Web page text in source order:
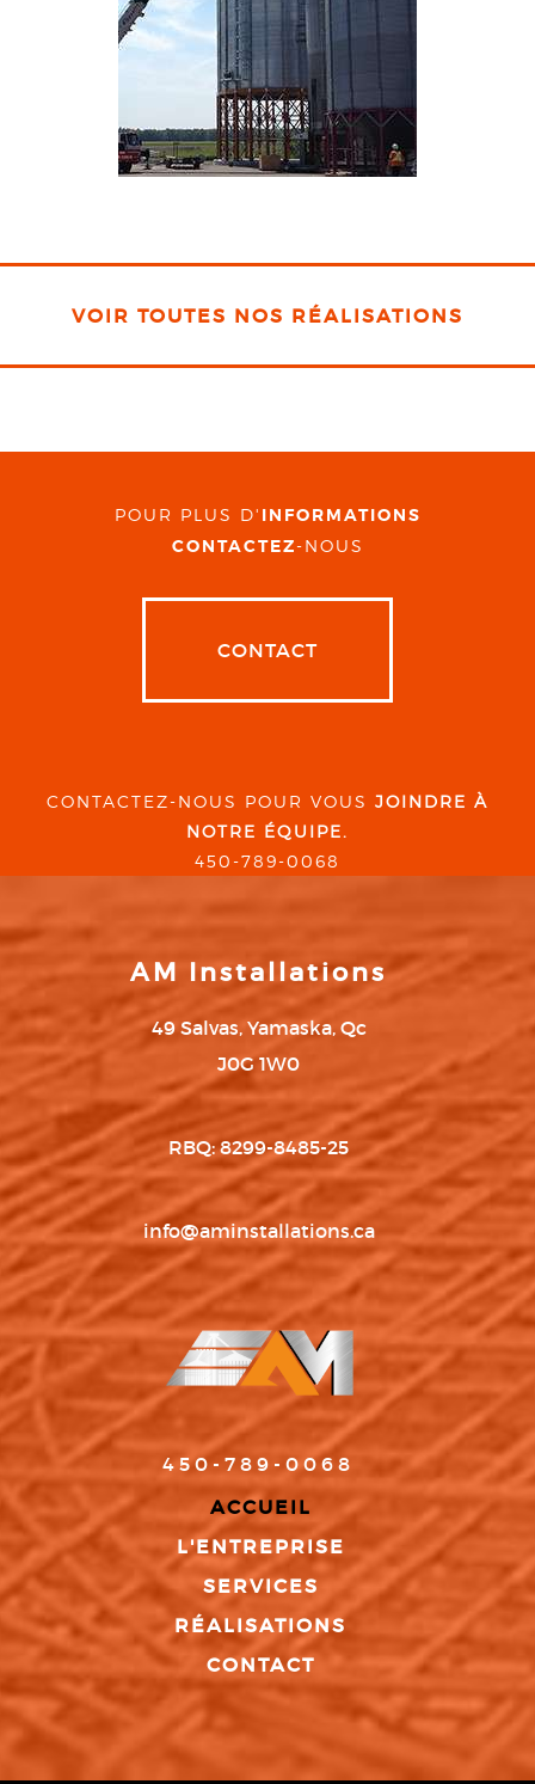
VOIR TOUTES NOS RÉALISATIONS
POUR PLUS D' INFORMATIONS
CONTACTEZ-NOUS
CONTACT
CONTACTEZ-NOUS POUR VOUS JOINDRE À
NOTRE ÉQUIPE.
450-789-0068
AM Installations
49 Salvas, Yamaska, Qc
J0G 1W0
RBQ: 8299-8485-25
info@aminstallations.ca
450-789-0068
ACCUEIL
L'ENTREPRISE
SERVICES
RÉALISATIONS
CONTACT